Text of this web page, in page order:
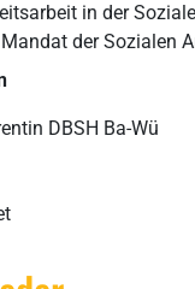
in der
der Sozialen
DBSH Ba-Wü